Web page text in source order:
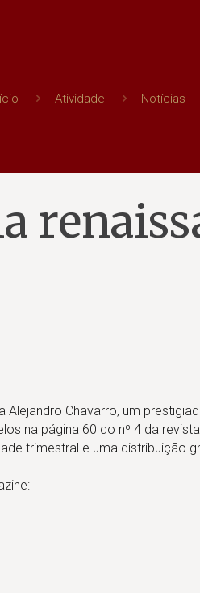
Atividade Notícias
Alejandro Chavarro, um
na página 60 do nº 4 da
trimestral e uma distribuição